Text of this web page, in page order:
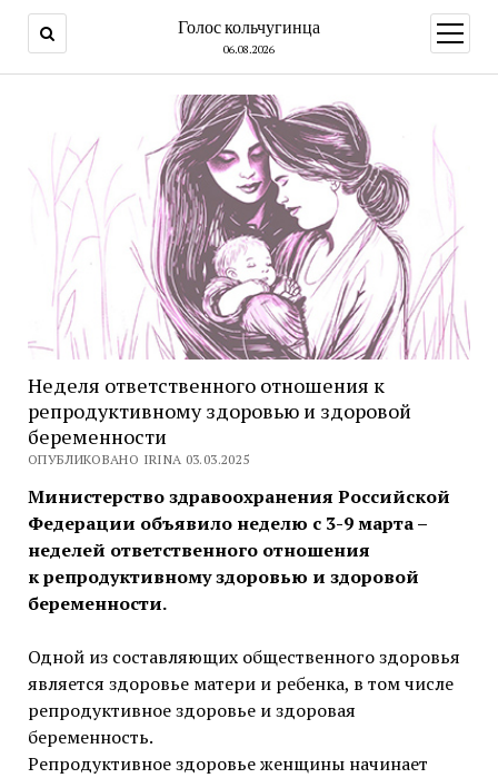
Голос кольчугинца
06.08.2026
меню
Неделя ответственного отношения к
репродуктивному здоровью и здоровой
беременности
ОПУБЛИКОВАНО IRINA 03.03.2025
Министерство здравоохранения Российской
Федерации объявило неделю с 3-9 марта –
неделей ответственного отношения
к репродуктивному здоровью и здоровой
беременности.
Одной из составляющих общественного здоровья
является здоровье матери и ребенка, в том числе
репродуктивное здоровье и здоровая
беременность.
Репродуктивное здоровье женщины начинает